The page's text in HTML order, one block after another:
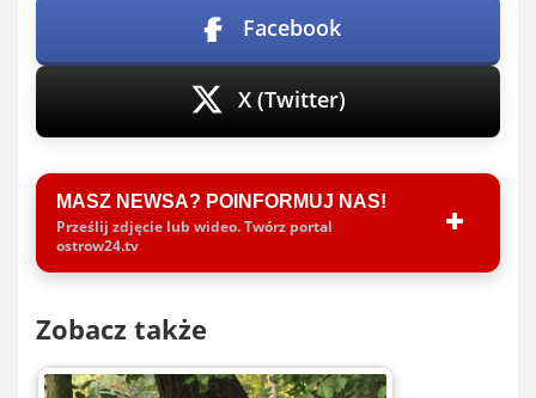
Facebook
X (Twitter)
MASZ NEWSA? POINFORMUJ NAS!
Prześlij zdjęcie lub wideo. Twórz portal
ostrow24.tv
Zobacz także